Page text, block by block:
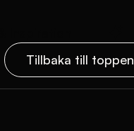
Tillbaka till toppen